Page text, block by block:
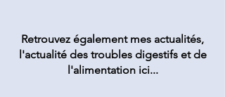
Retrouvez également mes actualités,
l'actualité des troubles digestifs et de
l'alimentation ici...